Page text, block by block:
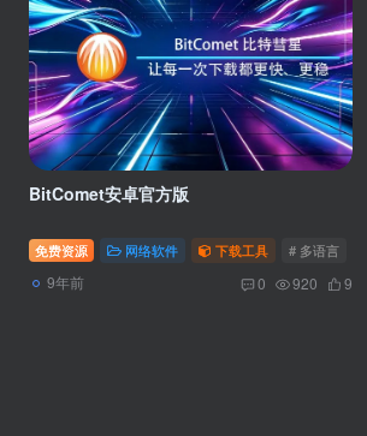
# 官方版 # Windows
BitComet安卓官方版
免费资源 网络软件 下载工具 # 多语言
9年前 0 920 9